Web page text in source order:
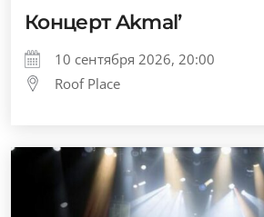
Концерт Akmal’
10 сентября 2026, 20:00
Roof Place